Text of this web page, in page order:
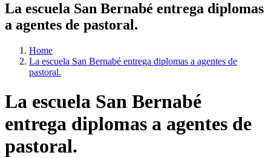
La escuela San Bernabé entrega diplomas
a agentes de pastoral.
Home
La escuela San Bernabé entrega diplomas a agentes de
pastoral.
La escuela San Bernabé
entrega diplomas a agentes de
pastoral.